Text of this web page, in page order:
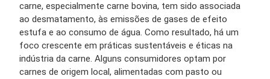
carne, especialmente carne bovina, tem sido associada
ao desmatamento, às emissões de gases de efeito
estufa e ao consumo de água. Como resultado, há um
foco crescente em práticas sustentáveis ​​e éticas na
indústria da carne. Alguns consumidores optam por
carnes de origem local, alimentadas com pasto ou